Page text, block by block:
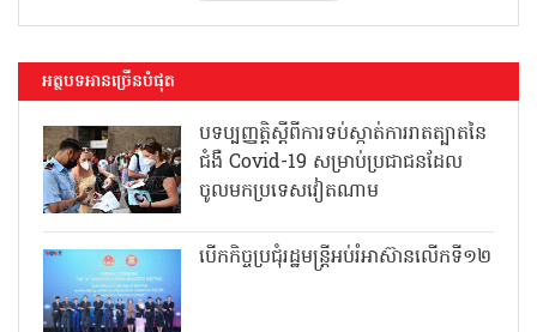
អត្ថបទអានច្រើនបំផុត
បទប្បញ្ញត្តិស្តីពីការទប់ស្កាត់ការរាតត្បាតនៃ
ជំងឺ Covid-19 សម្រាប់ប្រជាជនដែល
ចូលមកប្រទេសវៀតណាម
បើកកិច្ចប្រជុំរដ្ឋមន្ត្រីអប់រំអាស៊ានលើកទី១២